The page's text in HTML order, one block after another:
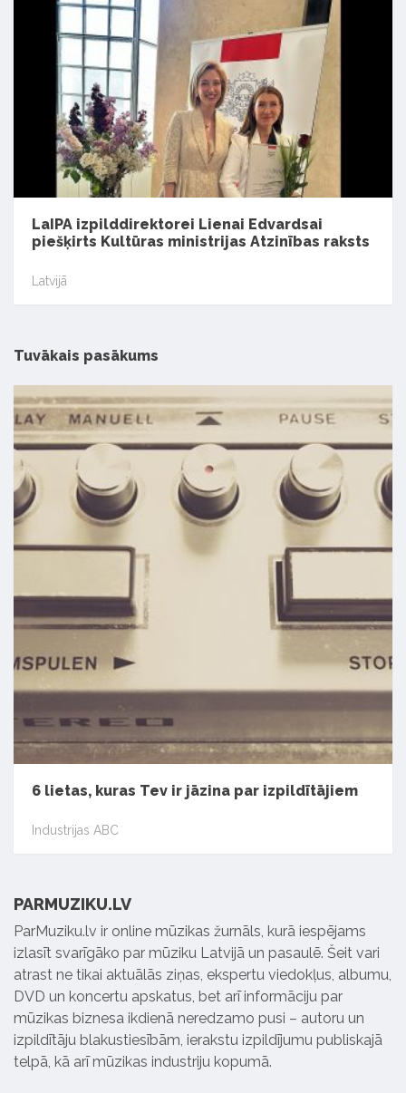
LaIPA izpilddirektorei Lienai Edvardsai
piešķirts Kultūras ministrijas Atzinības raksts
Latvijā
Tuvākais pasākums
6 lietas, kuras Tev ir jāzina par izpildītājiem
Industrijas ABC
PARMUZIKU.LV
ParMuziku.lv ir online mūzikas žurnāls, kurā iespējams
izlasīt svarīgāko par mūziku Latvijā un pasaulē. Šeit vari
atrast ne tikai aktuālās ziņas, ekspertu viedokļus, albumu,
DVD un koncertu apskatus, bet arī informāciju par
mūzikas biznesa ikdienā neredzamo pusi – autoru un
izpildītāju blakustiesībām, ierakstu izpildījumu publiskajā
telpā, kā arī mūzikas industriju kopumā.